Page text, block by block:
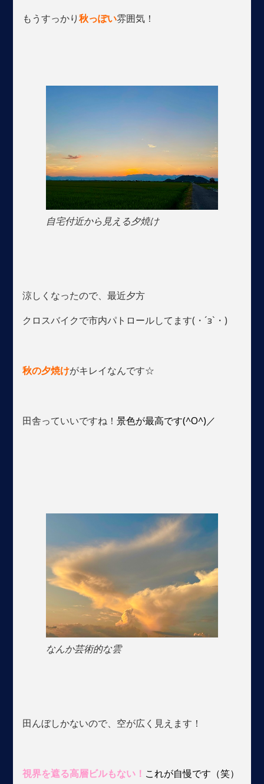
もうすっかり秋っぽい雰囲気！
自宅付近から見える夕焼け
涼しくなったので、最近夕方
クロスバイクで市内パトロールしてます(・´з`・)
秋の夕焼けがキレイなんです☆
田舎っていいですね！景色が最高です(^O^)／
なんか芸術的な雲
田んぼしかないので、空が広く見えます！
視界を遮る高層ビルもない！ これが自慢です（笑）